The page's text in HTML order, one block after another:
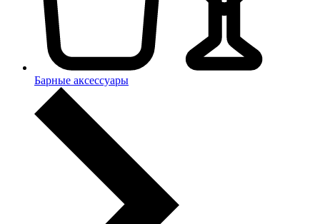
Барные аксессуары